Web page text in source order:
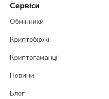
Сервіси
Обмінники
Криптобіржі
Криптогаманці
Новини
Блог